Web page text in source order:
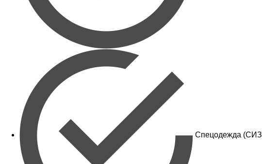
Спецодежда